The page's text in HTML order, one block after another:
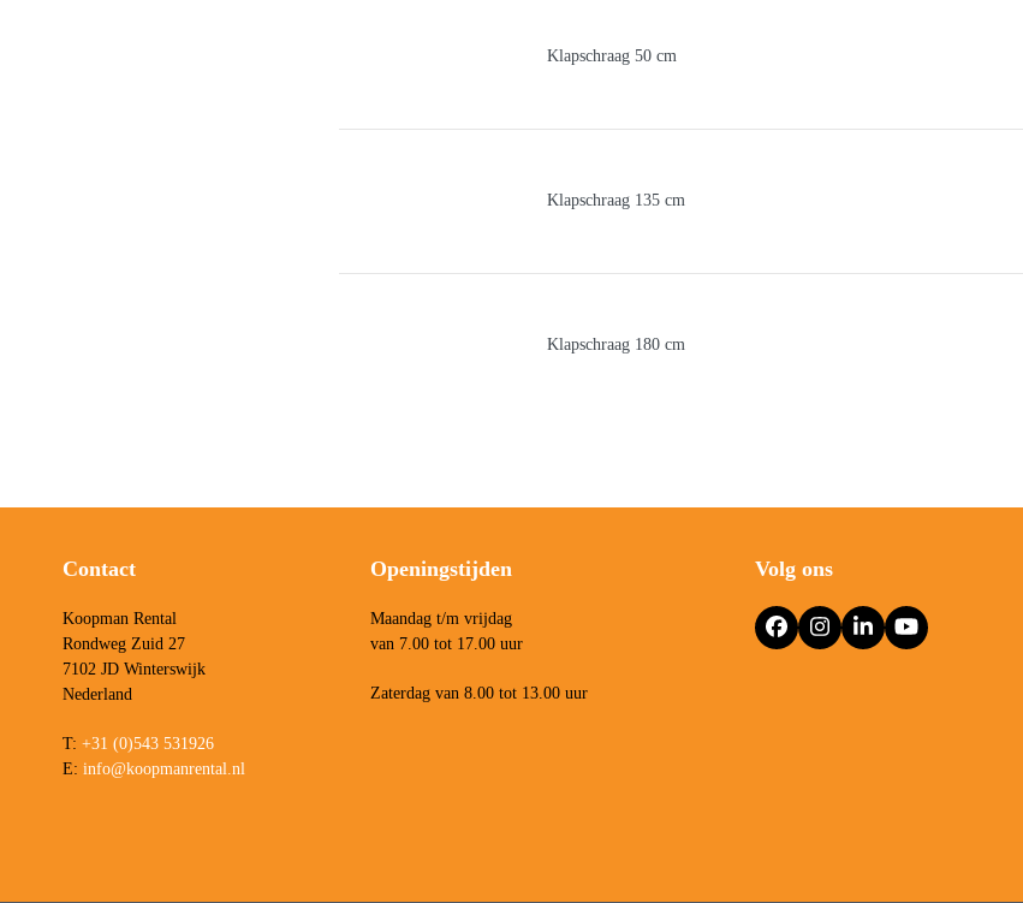
Klapschraag 50 cm
Klapschraag 135 cm
Klapschraag 180 cm
Contact
Koopman Rental
Rondweg Zuid 27
7102 JD Winterswijk
Nederland
T: +31 (0)543 531926
E: info@koopmanrental.nl
Openingstijden
Maandag t/m vrijdag
van 7.00 tot 17.00 uur
Zaterdag van 8.00 tot 13.00 uur
Volg ons
FacebookInstagram
LinkedInYouTube